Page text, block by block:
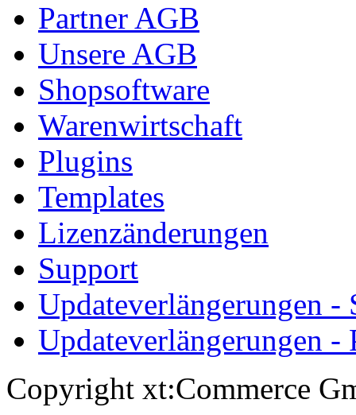
Partner AGB
Unsere AGB
Shopsoftware
Warenwirtschaft
Plugins
Templates
Lizenzänderungen
Support
Updateverlängerungen -
Updateverlängerungen -
Copyright xt:Commerce